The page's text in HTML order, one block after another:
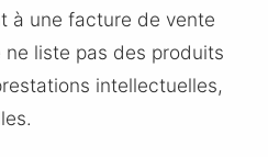
à une facture de vente
liste pas des produits
intellectuelles,